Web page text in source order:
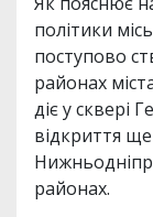
політики
поступово
районах
діє у сквері
відкриття
районах.